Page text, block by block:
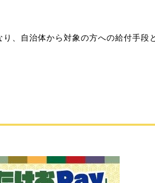
、自治体から対象の方への給付手段